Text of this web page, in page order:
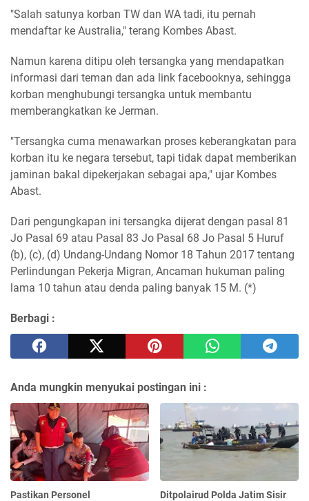
"Salah satunya korban TW dan WA tadi, itu pernah
mendaftar ke Australia," terang Kombes Abast.
Namun karena ditipu oleh tersangka yang mendapatkan
informasi dari teman dan ada link facebooknya, sehingga
korban menghubungi tersangka untuk membantu
memberangkatkan ke Jerman.
"Tersangka cuma menawarkan proses keberangkatan para
korban itu ke negara tersebut, tapi tidak dapat memberikan
jaminan bakal dipekerjakan sebagai apa," ujar Kombes
Abast.
Dari pengungkapan ini tersangka dijerat dengan pasal 81
Jo Pasal 69 atau Pasal 83 Jo Pasal 68 Jo Pasal 5 Huruf
(b), (c), (d) Undang-Undang Nomor 18 Tahun 2017 tentang
Perlindungan Pekerja Migran, Ancaman hukuman paling
lama 10 tahun atau denda paling banyak 15 M. (*)
Berbagi :
Anda mungkin menyukai postingan ini :
Pastikan Personel
Ditpolairud Polda Jatim Sisir